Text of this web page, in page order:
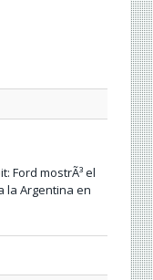
Ford mostrÃ³ el
la Argentina en